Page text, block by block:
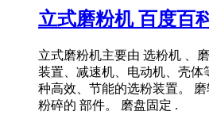
立式磨粉机 百度百
立式磨粉机主要由 选粉机 、
装置、减速机、电动机、壳体
种高效、节能的选粉装置。
粉碎的 部件。 磨盘固定 .